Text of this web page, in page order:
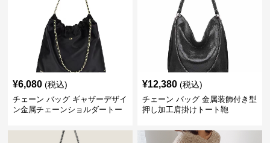
¥6,080 (税込)
チェーン バッグ ギャザーデザイ
ン金属チェーンショルダートー
¥12,380 (税込)
チェーン バッグ 金属装飾付き型
押し加工肩掛けトート鞄